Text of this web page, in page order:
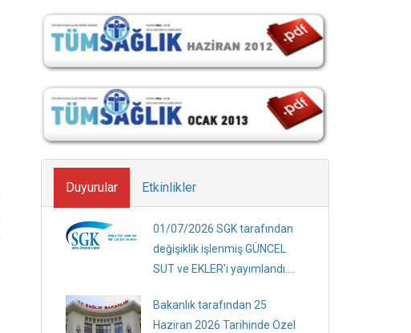
Duyurular Etkinlikler
01/07/2026 SGK tarafından
değişiklik işlenmiş GÜNCEL
SUT ve EKLER'i yayımlandı....
Bakanlık tarafından 25
Haziran 2026 Tarihinde Özel